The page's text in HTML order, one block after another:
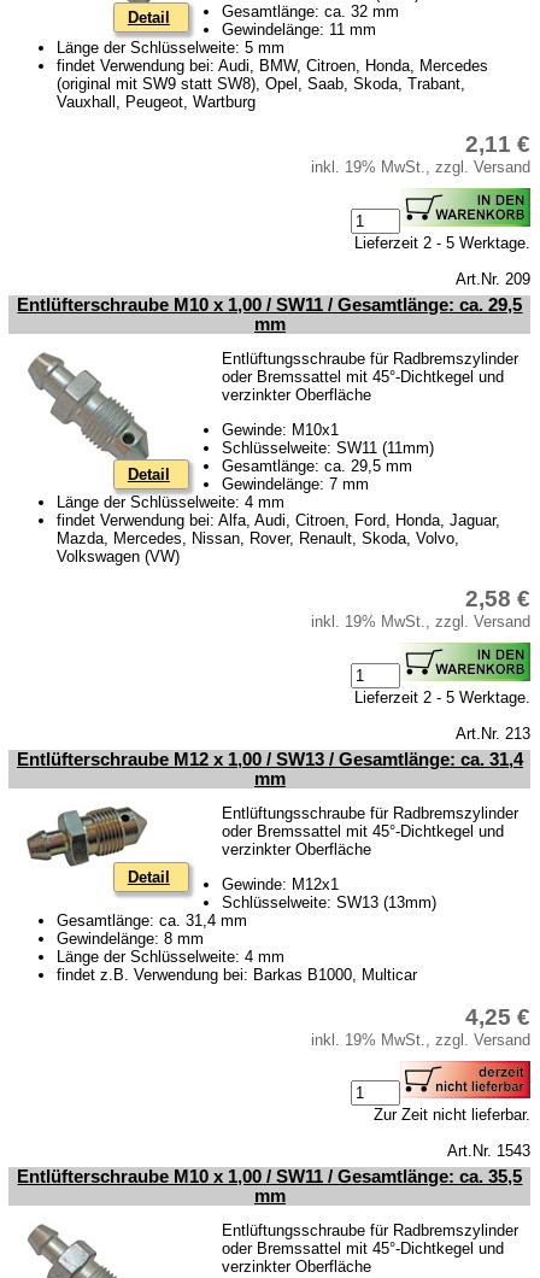
Detail
Gesamtlänge: ca. 32 mm
Gewindelänge: 11 mm
Länge der Schlüsselweite: 5 mm
findet Verwendung bei: Audi, BMW, Citroen, Honda, Mercedes
(original mit SW9 statt SW8), Opel, Saab, Skoda, Trabant,
Vauxhall, Peugeot, Wartburg
2,11 €
inkl. 19% MwSt., zzgl. Versand
Lieferzeit 2 - 5 Werktage.
Art.Nr. 209
Entlüfterschraube M10 x 1,00 / SW11 / Gesamtlänge: ca. 29,5
mm
Detail
Entlüftungsschraube für Radbremszylinder
oder Bremssattel mit 45°-Dichtkegel und
verzinkter Oberfläche
Gewinde: M10x1
Schlüsselweite: SW11 (11mm)
Gesamtlänge: ca. 29,5 mm
Gewindelänge: 7 mm
Länge der Schlüsselweite: 4 mm
findet Verwendung bei: Alfa, Audi, Citroen, Ford, Honda, Jaguar,
Mazda, Mercedes, Nissan, Rover, Renault, Skoda, Volvo,
Volkswagen (VW)
2,58 €
inkl. 19% MwSt., zzgl. Versand
Lieferzeit 2 - 5 Werktage.
Art.Nr. 213
Entlüfterschraube M12 x 1,00 / SW13 / Gesamtlänge: ca. 31,4
mm
Detail
Entlüftungsschraube für Radbremszylinder
oder Bremssattel mit 45°-Dichtkegel und
verzinkter Oberfläche
Gewinde: M12x1
Schlüsselweite: SW13 (13mm)
Gesamtlänge: ca. 31,4 mm
Gewindelänge: 8 mm
Länge der Schlüsselweite: 4 mm
findet z.B. Verwendung bei: Barkas B1000, Multicar
4,25 €
inkl. 19% MwSt., zzgl. Versand
Zur Zeit nicht lieferbar.
Art.Nr. 1543
Entlüfterschraube M10 x 1,00 / SW11 / Gesamtlänge: ca. 35,5
mm
Entlüftungsschraube für Radbremszylinder
oder Bremssattel mit 45°-Dichtkegel und
verzinkter Oberfläche